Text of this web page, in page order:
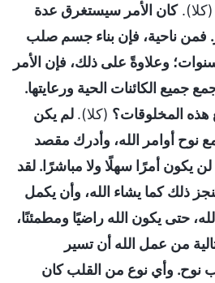
(كلا).كان الأمر سيستغرق عدة
فمن ناحية، فإن بناء جسم صلب
وعلاوةً على ذلك، فإن الأمر
جميع الكائنات الحية ورعايتها.
المخلوقات؟ (كلا). لم يكن
نوح أوامر الله، وأدرك مقصد
يكون أمرًا سهلًا ولا مباشرًا. لقد
ذلك كما يشاء الله، وأن يكمل
حتى يكون الله راضيًا ومطمئنًا،
من عمل الله أن تسير
نوح. وأي نوع من القلب كان